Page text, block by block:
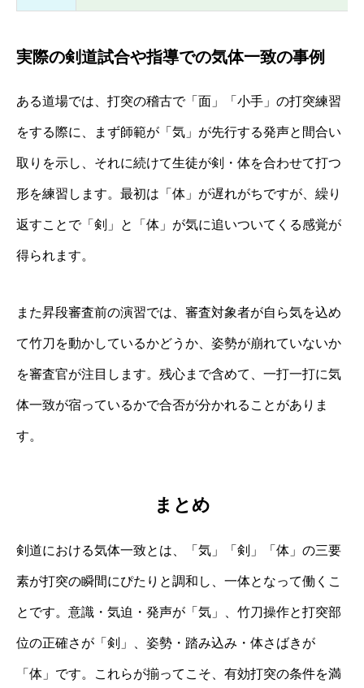
実際の剣道試合や指導での気体一致の事例
ある道場では、打突の稽古で「面」「小手」の打突練習
をする際に、まず師範が「気」が先行する発声と間合い
取りを示し、それに続けて生徒が剣・体を合わせて打つ
形を練習します。最初は「体」が遅れがちですが、繰り
返すことで「剣」と「体」が気に追いついてくる感覚が
得られます。
また昇段審査前の演習では、審査対象者が自ら気を込め
て竹刀を動かしているかどうか、姿勢が崩れていないか
を審査官が注目します。残心まで含めて、一打一打に気
体一致が宿っているかで合否が分かれることがありま
す。
まとめ
剣道における気体一致とは、「気」「剣」「体」の三要
素が打突の瞬間にぴたりと調和し、一体となって働くこ
とです。意識・気迫・発声が「気」、竹刀操作と打突部
位の正確さが「剣」、姿勢・踏み込み・体さばきが
「体」です。これらが揃ってこそ、有効打突の条件を満